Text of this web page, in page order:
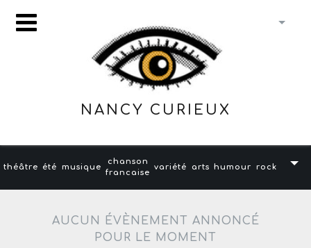
NANCY CURIEUX
théâtre été musique
chanson
francaise
variété arts humour rock
AUCUN ÉVÈNEMENT ANNONCÉ
POUR LE MOMENT